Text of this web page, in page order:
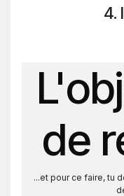
4.
de
...et pour ce faire, tu